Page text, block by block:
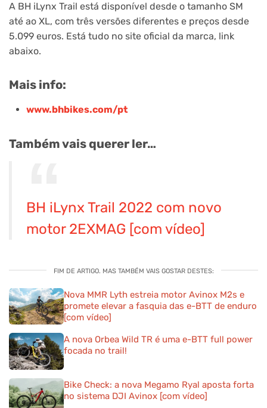
A BH iLynx Trail está disponível desde o tamanho SM
até ao XL, com três versões diferentes e preços desde
5.099 euros. Está tudo no site oficial da marca, link
abaixo.
Mais info:
www.bhbikes.com/pt
Também vais querer ler…
BH iLynx Trail 2022 com novo
motor 2EXMAG [com vídeo]
FIM DE ARTIGO. MAS TAMBÉM VAIS GOSTAR DESTES:
Nova MMR Lyth estreia motor Avinox M2s e
promete elevar a fasquia das e-BTT de enduro
[com vídeo]
A nova Orbea Wild TR é uma e-BTT full power
focada no trail!
Bike Check: a nova Megamo Ryal aposta forta
no sistema DJI Avinox [com vídeo]